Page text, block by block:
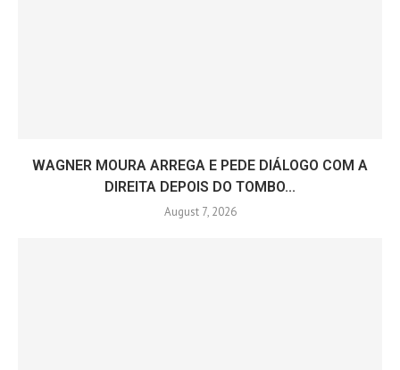
WAGNER MOURA ARREGA E PEDE DIÁLOGO COM A
DIREITA DEPOIS DO TOMBO...
August 7, 2026